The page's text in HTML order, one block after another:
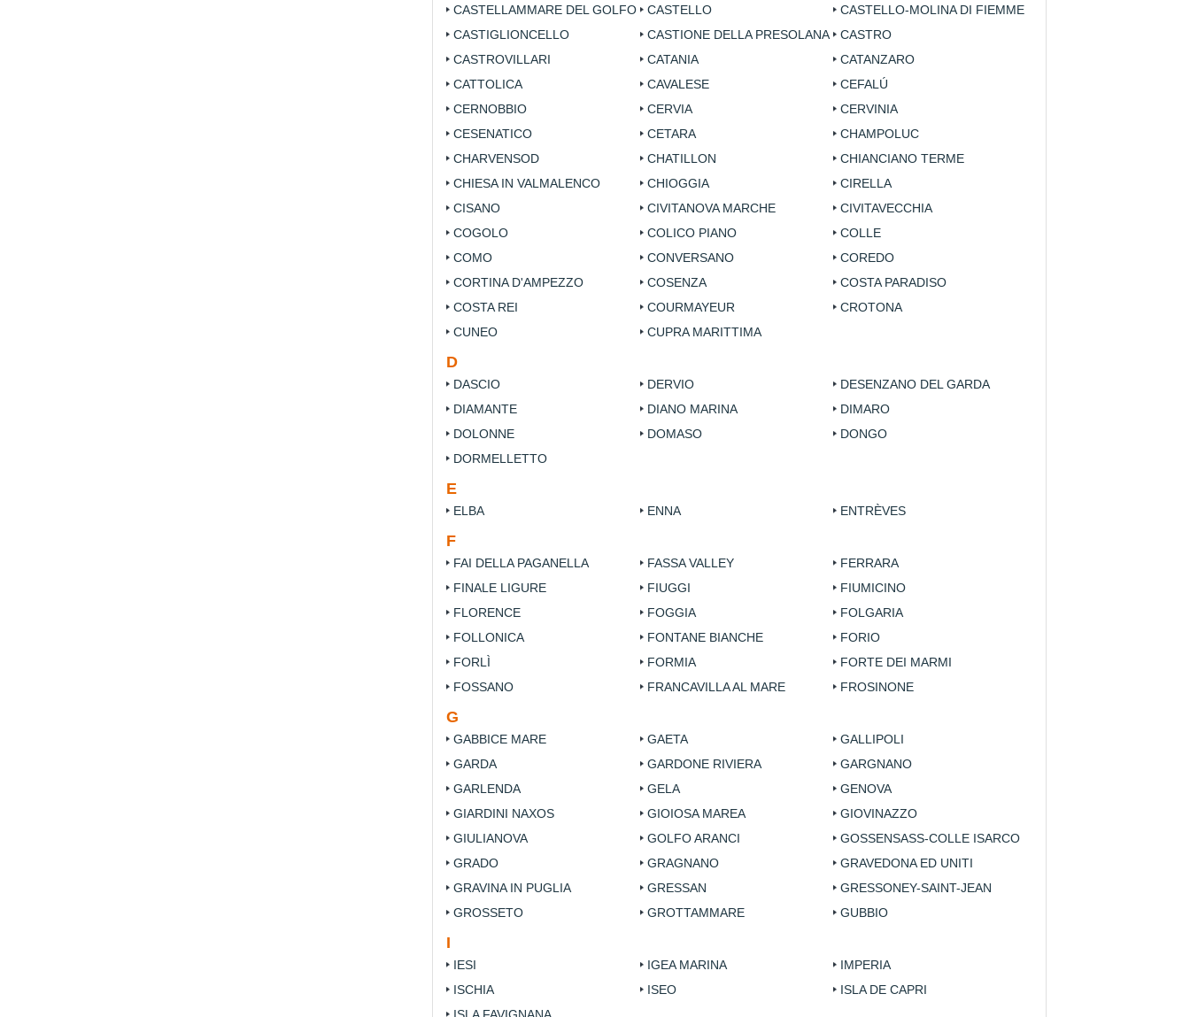
CASTELLAMMARE DEL GOLFO
CASTELLO
CASTELLO-MOLINA DI FIEMME
CASTIGLIONCELLO
CASTIONE DELLA PRESOLANA
CASTRO
CASTROVILLARI
CATANIA
CATANZARO
CATTOLICA
CAVALESE
CEFALÚ
CERNOBBIO
CERVIA
CERVINIA
CESENATICO
CETARA
CHAMPOLUC
CHARVENSOD
CHATILLON
CHIANCIANO TERME
CHIESA IN VALMALENCO
CHIOGGIA
CIRELLA
CISANO
CIVITANOVA MARCHE
CIVITAVECCHIA
COGOLO
COLICO PIANO
COLLE
COMO
CONVERSANO
COREDO
CORTINA D'AMPEZZO
COSENZA
COSTA PARADISO
COSTA REI
COURMAYEUR
CROTONA
CUNEO
CUPRA MARITTIMA
D
DASCIO DERVIO
DESENZANO DEL GARDA
DIAMANTE
DIANO MARINA
DIMARO
DOLONNE
DOMASO
DONGO
DORMELLETTO
E
ELBA ENNA ENTRÈVES
F
FAI DELLA PAGANELLA FASSA VALLEY
FERRARA
FINALE LIGURE
FIUGGI
FIUMICINO
FLORENCE
FOGGIA
FOLGARIA
FOLLONICA
FONTANE BIANCHE
FORIO
FORLÌ
FORMIA
FORTE DEI MARMI
FOSSANO
FRANCAVILLA AL MARE FROSINONE
G
GABBICE MARE GAETA
GALLIPOLI
GARDA
GARDONE RIVIERA
GARGNANO
GARLENDA
GELA
GENOVA
GIARDINI NAXOS
GIOIOSA MAREA
GIOVINAZZO
GIULIANOVA
GOLFO ARANCI
GOSSENSASS-COLLE ISARCO
GRADO
GRAGNANO
GRAVEDONA ED UNITI
GRAVINA IN PUGLIA
GRESSAN
GRESSONEY-SAINT-JEAN
GROSSETO
GROTTAMMARE GUBBIO
I
IESI IGEA MARINA
IMPERIA
ISCHIA
ISEO
ISLA DE CAPRI